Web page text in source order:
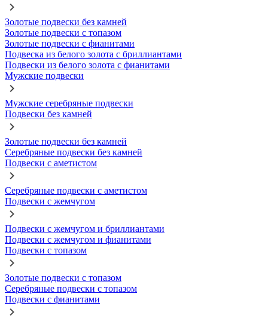
Золотые подвески без камней
Золотые подвески с топазом
Золотые подвески с фианитами
Подвеска из белого золота с бриллиантами
Подвески из белого золота с фианитами
Мужские подвески
Мужские серебряные подвески
Подвески без камней
Золотые подвески без камней
Серебряные подвески без камней
Подвески с аметистом
Серебряные подвески с аметистом
Подвески с жемчугом
Подвески с жемчугом и бриллиантами
Подвески с жемчугом и фианитами
Подвески с топазом
Золотые подвески с топазом
Серебряные подвески с топазом
Подвески с фианитами